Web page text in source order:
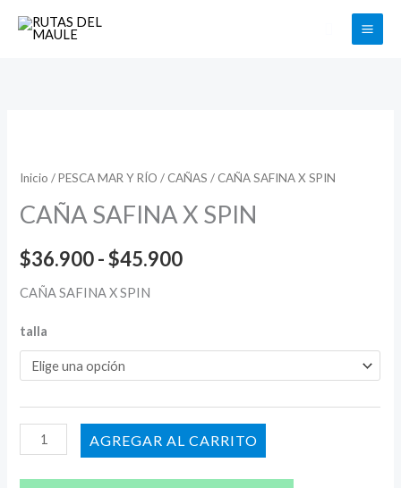
Buscar
Inicio /PESCA MAR Y RÍO / CAÑAS / CAÑA SAFINA X SPIN
CAÑA SAFINA X SPIN
$36.900- $45.900
de
precios:
$45.900
CAÑA SAFINA X SPIN
talla
X
cantidad
AÑADIR AL CARRITO